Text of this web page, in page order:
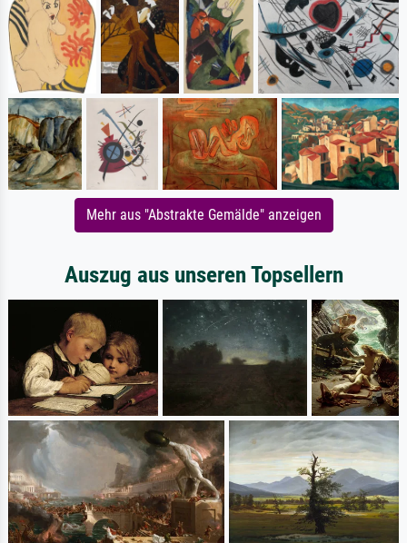
Mehr aus "Abstrakte Gemälde" anzeigen
Auszug aus unseren Topsellern